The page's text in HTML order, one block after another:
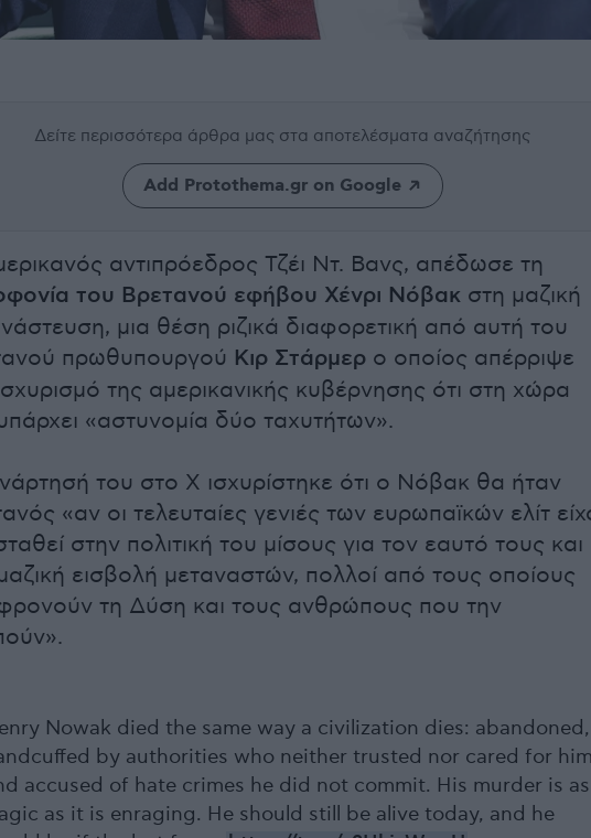
Δείτε περισσότερα άρθρα μας στα αποτελέσματα αναζήτησης
Add Protothema.gr on Google
αντιπρόεδρος Τζέι Ντ. Βανς, απέδωσε τη
του Βρετανού εφήβου Χένρι Νόβακ στη μαζική
μια θέση ριζικά διαφορετική από αυτή του
πρωθυπουργού Κιρ Στάρμερ ο οποίος απέρριψε
της αμερικανικής κυβέρνησης ότι στη χώρα
«αστυνομία δύο ταχυτήτων».
του στο X ισχυρίστηκε ότι ο Νόβακ θα ήταν
«αν οι τελευταίες γενιές των ευρωπαϊκών ελίτ
στην πολιτική του μίσους για τον εαυτό τους και
εισβολή μεταναστών, πολλοί από τους οποίους
τη Δύση και τους ανθρώπους που την
Nowak died the same way a civilization dies: abandoned,
by authorities who neither trusted nor cared for
accused of hate crimes he did not commit. His murder is as
as it is enraging. He should still be alive today, and he